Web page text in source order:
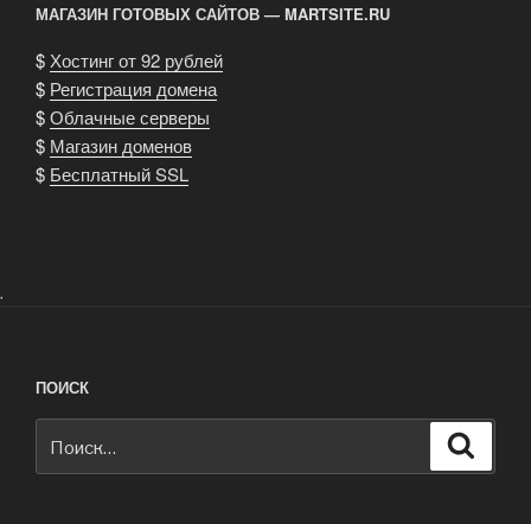
МАГАЗИН ГОТОВЫХ САЙТОВ — MARTSITE.RU
$ Хостинг от 92 рублей
$ Регистрация домена
$Облачные серверы
$ Магазин доменов
$ Бесплатный SSL
.
ПОИСК